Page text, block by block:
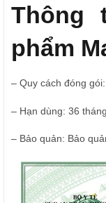
Thông
phẩm
– Quy cách đóng
– Hạn dùng: 36
– Bảo quản: Bảo